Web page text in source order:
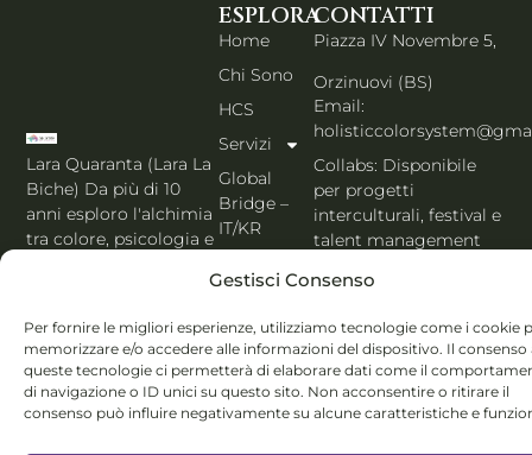
Gestisci Consenso
Per fornire le migliori esperienze, utilizziamo tecnologie come i cookie
memorizzare e/o accedere alle informazioni del dispositivo. Il consenso
queste tecnologie ci permetterà di elaborare dati come il
di navigazione o ID unici su questo sito. Non acconsentire o ritirare il
consenso può influire negativamente su alcune caratteristiche e
Lara Quaranta (Lara La
Biche) Da più di 10
anni esploro l'alchimia
tra colore, psicologia e
che unisce l'estetica di
dell'Italia. Esperta
MBTI, Enneagramma &
Holistic Color
System®.
ESPLORA
Home
Chi Sono
HCS
Servizi
Global
Bridge –
IT/KR
Contatti
Italiano
CONTATTI
Piazza IV Novembre 5,
Orzinuovi (BS)
Email:
Collabs: Disponibile
per progetti
interculturali, festival e
talent management
PORTFOLIO IT